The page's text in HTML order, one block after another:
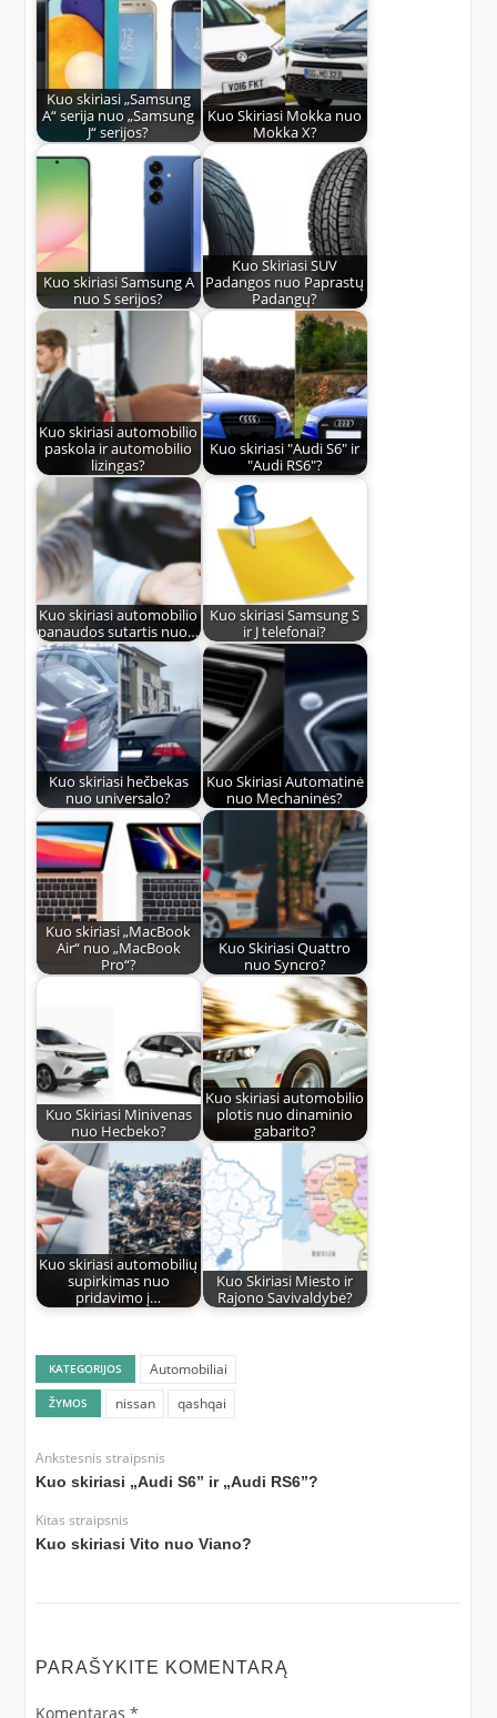
Kuo skiriasi „Samsung
A“ serija nuo „Samsung
J“ serijos?
Kuo Skiriasi Mokka nuo
Mokka X?
Kuo skiriasi Samsung A
nuo S serijos?
Kuo Skiriasi SUV
Padangos nuo Paprastų
Padangų?
Kuo skiriasi automobilio
paskola ir automobilio
lizingas?
Kuo skiriasi "Audi S6" ir
"Audi RS6"?
Kuo skiriasi automobilio
panaudos sutartis nuo…
Kuo skiriasi Samsung S
ir J telefonai?
Kuo skiriasi hečbekas
nuo universalo?
Kuo Skiriasi Automatinė
nuo Mechaninės?
Kuo skiriasi „MacBook
Air“ nuo „MacBook
Pro“?
Kuo Skiriasi Quattro
nuo Syncro?
Kuo Skiriasi Minivenas
nuo Hecbeko?
Kuo skiriasi automobilio
plotis nuo dinaminio
gabarito?
Kuo skiriasi automobilių
supirkimas nuo
pridavimo į…
Kuo Skiriasi Miesto ir
Rajono Savivaldybė?
KATEGORIJOS Automobiliai
ŽYMOS nissan qashqai
Ankstesnis straipsnis
Kuo skiriasi „Audi S6” ir „Audi RS6”?
Kitas straipsnis
Kuo skiriasi Vito nuo Viano?
PARAŠYKITE KOMENTARĄ
Komentaras *